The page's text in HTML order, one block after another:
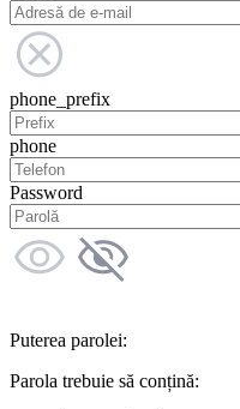
phone_prefix
phone
Password
Puterea parolei:
Parola trebuie să conțină: